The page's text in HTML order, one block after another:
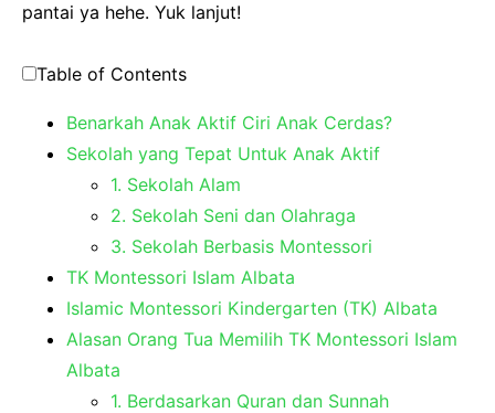
pantai ya hehe. Yuk lanjut!
Table of Contents
Benarkah Anak Aktif Ciri Anak Cerdas?
Sekolah yang Tepat Untuk Anak Aktif
1. Sekolah Alam
2. Sekolah Seni dan Olahraga
3. Sekolah Berbasis Montessori
TK Montessori Islam Albata
Islamic Montessori Kindergarten (TK) Albata
Alasan Orang Tua Memilih TK Montessori Islam
Albata
1. Berdasarkan Quran dan Sunnah